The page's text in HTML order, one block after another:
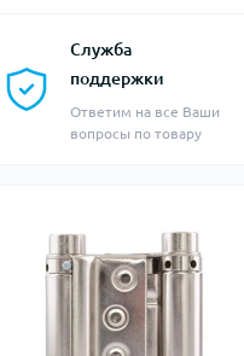
Служба
поддержки
Ответим на все Ваши
вопросы по товару